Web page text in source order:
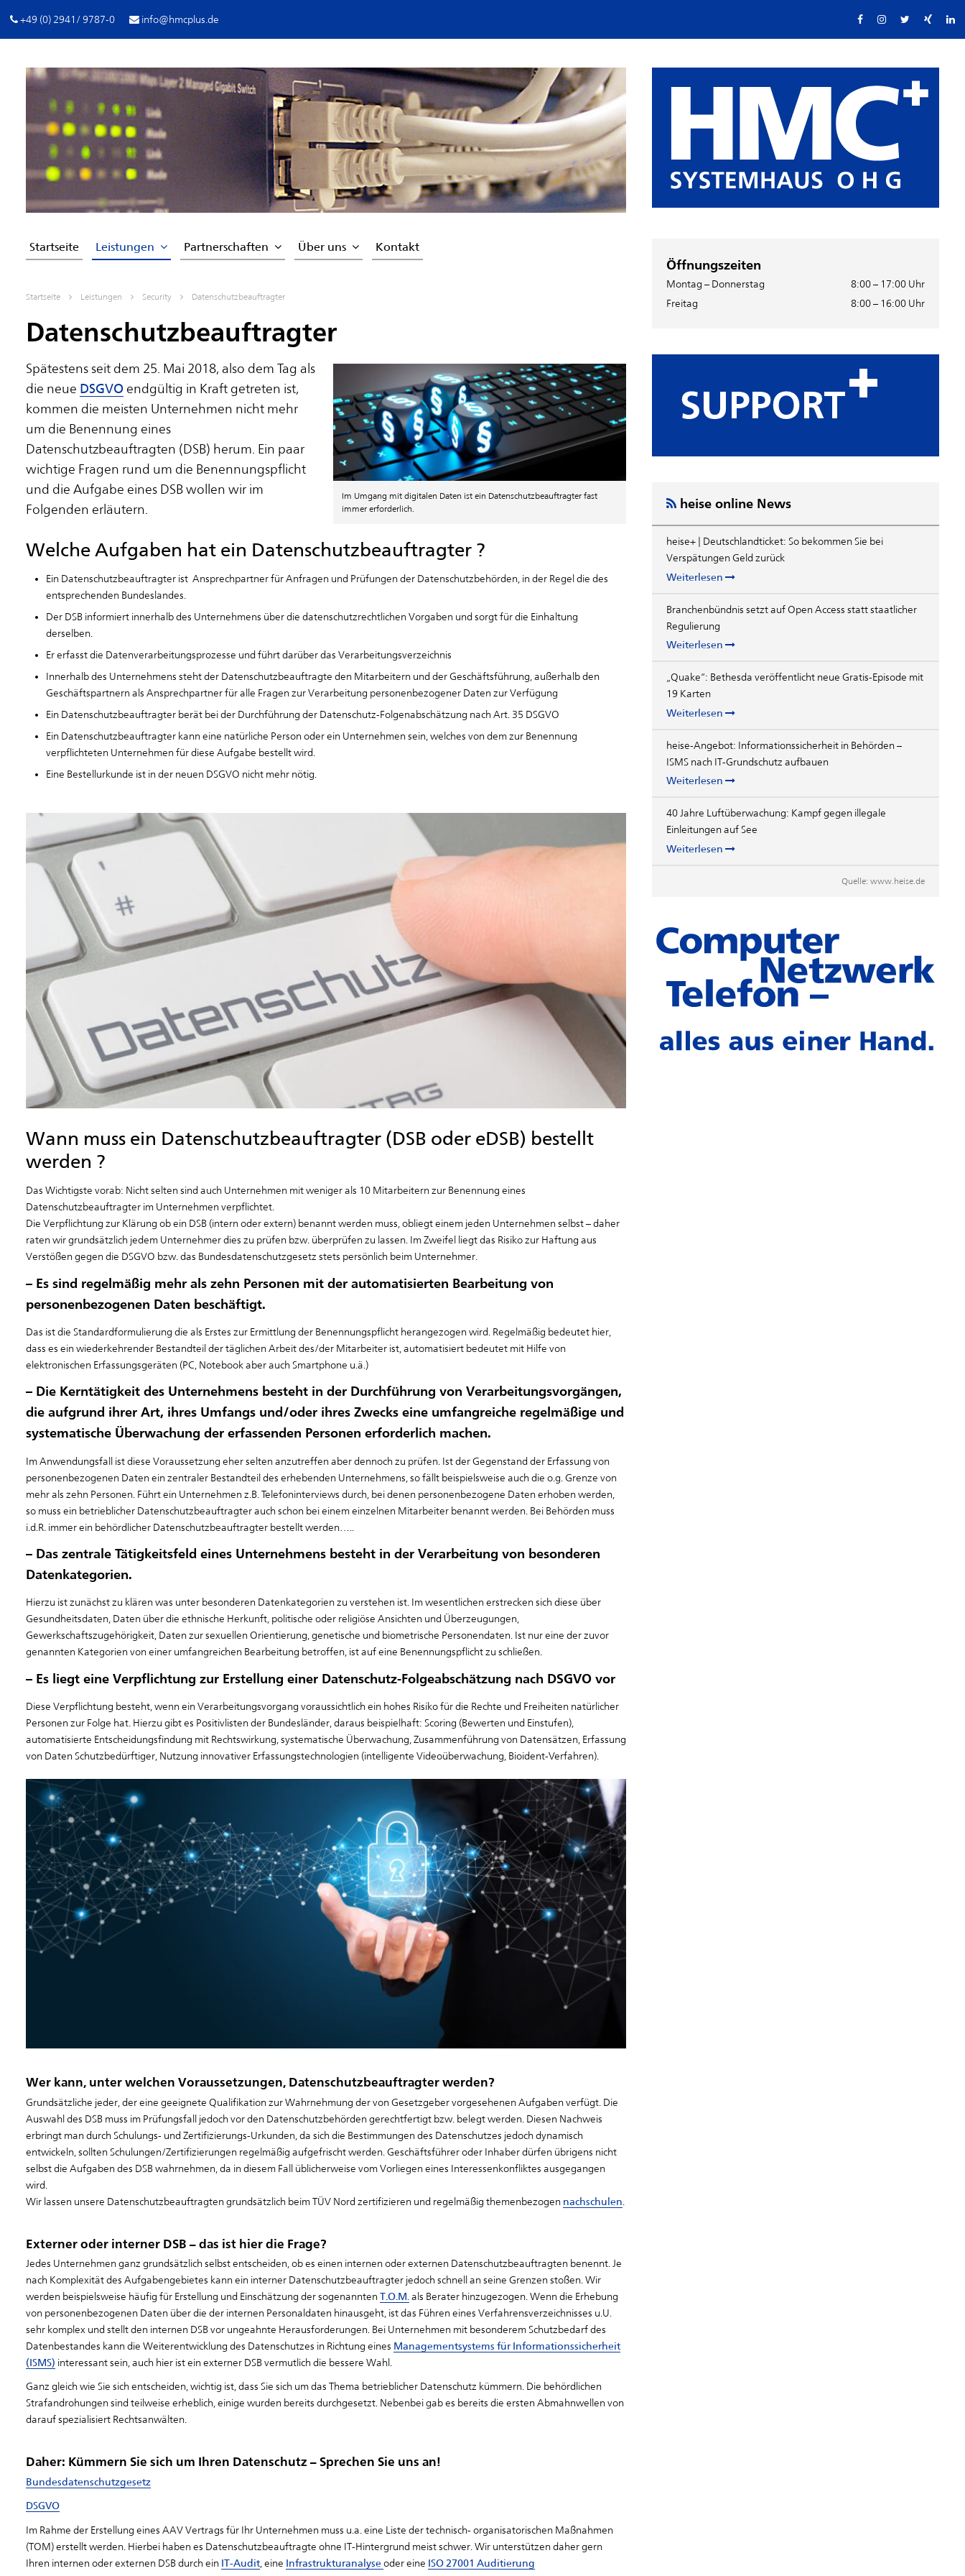
+49 (0) 2941/ 9787-0 info@hmcplus.de
Startseite Leistungen Partnerschaften Über uns Kontakt
Startseite Leistungen Security Datenschutzbeauftragter
Datenschutzbeauftragter
Im Umgang mit digitalen Daten ist ein Datenschutzbeauftragter fast
immer erforderlich.
Spätestens seit dem 25. Mai 2018, also dem Tag als
die neue DSGVO endgültig in Kraft getreten ist,
kommen die meisten Unternehmen nicht mehr
um die Benennung eines
Datenschutzbeauftragten (DSB) herum. Ein paar
wichtige Fragen rund um die Benennungspflicht
und die Aufgabe eines DSB wollen wir im
Folgenden erläutern.
Welche Aufgaben hat ein Datenschutzbeauftragter ?
Ein Datenschutzbeauftragter ist Ansprechpartner für Anfragen und Prüfungen der Datenschutzbehörden, in der Regel die des
entsprechenden Bundeslandes.
Der DSB informiert innerhalb des Unternehmens über die datenschutzrechtlichen Vorgaben und sorgt für die Einhaltung
derselben.
Er erfasst die Datenverarbeitungsprozesse und führt darüber das Verarbeitungsverzeichnis
Innerhalb des Unternehmens steht der Datenschutzbeauftragte den Mitarbeitern und der Geschäftsführung, außerhalb den
Geschäftspartnern als Ansprechpartner für alle Fragen zur Verarbeitung personenbezogener Daten zur Verfügung
Ein Datenschutzbeauftragter berät bei der Durchführung der Datenschutz-Folgenabschätzung nach Art. 35 DSGVO
Ein Datenschutzbeauftragter kann eine natürliche Person oder ein Unternehmen sein, welches von dem zur Benennung
verpflichteten Unternehmen für diese Aufgabe bestellt wird.
Eine Bestellurkunde ist in der neuen DSGVO nicht mehr nötig.
Wann muss ein Datenschutzbeauftragter (DSB oder eDSB) bestellt
werden ?
Das Wichtigste vorab: Nicht selten sind auch Unternehmen mit weniger als 10 Mitarbeitern zur Benennung eines
Datenschutzbeauftragter im Unternehmen verpflichtet.
Die Verpflichtung zur Klärung ob ein DSB (intern oder extern) benannt werden muss, obliegt einem jeden Unternehmen selbst – daher
raten wir grundsätzlich jedem Unternehmer dies zu prüfen bzw. überprüfen zu lassen. Im Zweifel liegt das Risiko zur Haftung aus
Verstößen gegen die DSGVO bzw. das Bundesdatenschutzgesetz stets persönlich beim Unternehmer.
– Es sind regelmäßig mehr als zehn Personen mit der automatisierten Bearbeitung von
personenbezogenen Daten beschäftigt.
Das ist die Standardformulierung die als Erstes zur Ermittlung der Benennungspflicht herangezogen wird. Regelmäßig bedeutet hier,
dass es ein wiederkehrender Bestandteil der täglichen Arbeit des/der Mitarbeiter ist, automatisiert bedeutet mit Hilfe von
elektronischen Erfassungsgeräten (PC, Notebook aber auch Smartphone u.ä.)
– Die Kerntätigkeit des Unternehmens besteht in der Durchführung von Verarbeitungsvorgängen,
die aufgrund ihrer Art, ihres Umfangs und/oder ihres Zwecks eine umfangreiche regelmäßige und
systematische Überwachung der erfassenden Personen erforderlich machen.
Im Anwendungsfall ist diese Voraussetzung eher selten anzutreffen aber dennoch zu prüfen. Ist der Gegenstand der Erfassung von
personenbezogenen Daten ein zentraler Bestandteil des erhebenden Unternehmens, so fällt beispielsweise auch die o.g. Grenze von
mehr als zehn Personen. Führt ein Unternehmen z.B. Telefoninterviews durch, bei denen personenbezogene Daten erhoben werden,
so muss ein betrieblicher Datenschutzbeauftragter auch schon bei einem einzelnen Mitarbeiter benannt werden. Bei Behörden muss
i.d.R. immer ein behördlicher Datenschutzbeauftragter bestellt werden…..
– Das zentrale Tätigkeitsfeld eines Unternehmens besteht in der Verarbeitung von besonderen
Datenkategorien.
Hierzu ist zunächst zu klären was unter besonderen Datenkategorien zu verstehen ist. Im wesentlichen erstrecken sich diese über
Gesundheitsdaten, Daten über die ethnische Herkunft, politische oder religiöse Ansichten und Überzeugungen,
Gewerkschaftszugehörigkeit, Daten zur sexuellen Orientierung, genetische und biometrische Personendaten. Ist nur eine der zuvor
genannten Kategorien von einer umfangreichen Bearbeitung betroffen, ist auf eine Benennungspflicht zu schließen.
– Es liegt eine Verpflichtung zur Erstellung einer Datenschutz-Folgeabschätzung nach DSGVO vor
Diese Verpflichtung besteht, wenn ein Verarbeitungsvorgang voraussichtlich ein hohes Risiko für die Rechte und Freiheiten natürlicher
Personen zur Folge hat. Hierzu gibt es Positivlisten der Bundesländer, daraus beispielhaft: Scoring (Bewerten und Einstufen),
automatisierte Entscheidungsfindung mit Rechtswirkung, systematische Überwachung, Zusammenführung von Datensätzen, Erfassung
von Daten Schutzbedürftiger, Nutzung innovativer Erfassungstechnologien (intelligente Videoüberwachung, Bioident-Verfahren).
Wer kann, unter welchen Voraussetzungen, Datenschutzbeauftragter werden?
Grundsätzliche jeder, der eine geeignete Qualifikation zur Wahrnehmung der von Gesetzgeber vorgesehenen Aufgaben verfügt. Die
Auswahl des DSB muss im Prüfungsfall jedoch vor den Datenschutzbehörden gerechtfertigt bzw. belegt werden. Diesen Nachweis
erbringt man durch Schulungs- und Zertifizierungs-Urkunden, da sich die Bestimmungen des Datenschutzes jedoch dynamisch
entwickeln, sollten Schulungen/Zertifizierungen regelmäßig aufgefrischt werden. Geschäftsführer oder Inhaber dürfen übrigens nicht
selbst die Aufgaben des DSB wahrnehmen, da in diesem Fall üblicherweise vom Vorliegen eines Interessenkonfliktes ausgegangen
wird.
Wir lassen unsere Datenschutzbeauftragten grundsätzlich beim TÜV Nord zertifizieren und regelmäßig themenbezogen nachschulen
Externer oder interner DSB – das ist hier die Frage?
Jedes Unternehmen ganz grundsätzlich selbst entscheiden, ob es einen internen oder externen Datenschutzbeauftragten benennt. Je
nach Komplexität des Aufgabengebietes kann ein interner Datenschutzbeauftragter jedoch schnell an seine Grenzen stoßen. Wir
werden beispielsweise häufig für Erstellung und Einschätzung der sogenanntenT.O.M. als Berater hinzugezogen. Wenn die Erhebung
von personenbezogenen Daten über die der internen Personaldaten hinausgeht, ist das Führen eines Verfahrensverzeichnisses u.U.
sehr komplex und stellt den internen DSB vor ungeahnte Herausforderungen. Bei Unternehmen mit besonderem Schutzbedarf des
Datenbestandes kann die Weiterentwicklung des Datenschutzes in Richtung eines Managementsystems für Informationssicherheit
(ISMS) interessant sein, auch hier ist ein externer DSB vermutlich die bessere Wahl.
Ganz gleich wie Sie sich entscheiden, wichtig ist, dass Sie sich um das Thema betrieblicher Datenschutz kümmern. Die behördlichen
Strafandrohungen sind teilweise erheblich, einige wurden bereits durchgesetzt. Nebenbei gab es bereits die ersten Abmahnwellen von
darauf spezialisiert Rechtsanwälten.
Daher: Kümmern Sie sich um Ihren Datenschutz – Sprechen Sie uns an!
Bundesdatenschutzgesetz
DSGVO
Im Rahme der Erstellung eines AAV Vertrags für Ihr Unternehmen muss u.a. eine Liste der technisch- organisatorischen Maßnahmen
(TOM) erstellt werden. Hierbei haben es Datenschutzbeauftragte ohne IT-Hintergrund meist schwer. Wir unterstützen daher gern
Ihren internen oder externen DSB durch ein IT-Audit , eine Infrastrukturanalyseoder eine ISO 27001 Auditierung
Öffnungszeiten
Montag – Donnerstag
8:00 – 17:00 Uhr
Freitag
8:00 – 16:00 Uhr
heise online News
heise+ | Deutschlandticket: So bekommen Sie bei
Verspätungen Geld zurück
Weiterlesen
Branchenbündnis setzt auf Open Access statt staatlicher
Regulierung
Weiterlesen
„Quake“: Bethesda veröffentlicht neue Gratis-Episode mit
19 Karten
Weiterlesen
heise-Angebot: Informationssicherheit in Behörden –
ISMS nach IT-Grundschutz aufbauen
Weiterlesen
40 Jahre Luftüberwachung: Kampf gegen illegale
Einleitungen auf See
Weiterlesen
Quelle: www.heise.de